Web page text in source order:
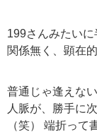
199さんみたい
関係無く、顕在
普通じゃ逢えな
人脈が、勝手に
（笑） 端折って